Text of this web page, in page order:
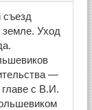
съезд
земле. Уход
—
с В.И.